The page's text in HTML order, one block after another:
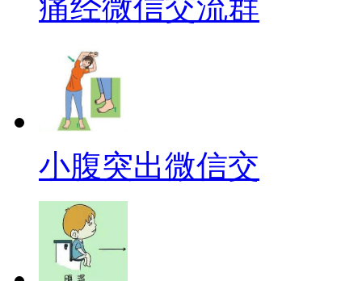
痛经微信交流群
小腹突出微信交